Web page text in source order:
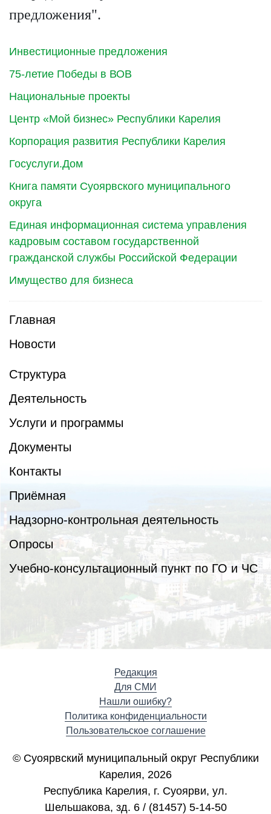
Инвестиционные предложения
75-летие Победы в ВОВ
Национальные проекты
Центр «Мой бизнес» Республики Карелия
Корпорация развития Республики Карелия
Госуслуги.Дом
Книга памяти Суоярвского муниципального
округа
Единая информационная система управления
кадровым составом государственной
гражданской службы Российской Федерации
Имущество для бизнеса
Главная
Новости
Структура
Деятельность
Услуги и программы
Документы
Контакты
Приёмная
Надзорно-контрольная деятельность
Опросы
Учебно-консультационный пункт по ГО и ЧС
предложения".
Редакция
Для СМИ
Нашли ошибку?
Политика конфиденциальности
Пользовательское соглашение
© Суоярвский муниципальный округ Республики
Карелия, 2026
Республика Карелия, г. Cуоярви, ул.
Шельшакова, зд. 6 / (81457) 5-14-50